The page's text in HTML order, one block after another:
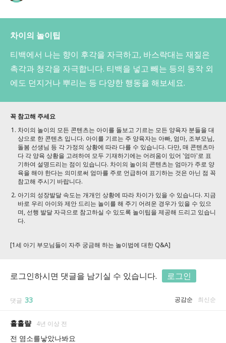
차이의 놀이팁
티백에서 나는 향이 후각을 자극하고, 바스락대는 재질은
촉각과 청각을 자극합니다. 티백을 넣고 빼는 등의 동작 외
에도 던지거나 뿌리는 등 다양한 행동을 해보세요.
꼭 참고해 주세요
차이의 놀이의 모든 콘텐츠는 아이를 돌보고 기르는 모든 양육자 분들을 대
상으로 한 콘텐츠 입니다. 아이를 기르는 주 양육자는 아빠, 엄마, 조부모님,
돌봄 선생님 등 각 가정의 상황에 따라 다를 수 있습니다. 다만, 매 콘텐츠마
다 각 양육 상황을 고려하여 모두 기재하기에는 어려움이 있어 '엄마'로 표
기하여 설명드리는 점이 있습니다. 차이의 놀이의 콘텐츠는 엄마가 주로 양
육을 해야 한다는 의미로써 엄마를 주로 언급하여 표기하는 것은 아닌 점 꼭
참고해 주시기 바랍니다.
아기의 성장발달 속도는 개개인 상황에 따라 차이가 있을 수 있습니다. 지금
바로 우리 아이와 제안 드리는 놀이를 해 주기 어려운 경우가 있을 수 있으
며, 선행 발달 자극으로 참고하실 수 있도록 놀이팁을 제공해 드리고 있습니
다.
[1세 아기 부모님들이 자주 궁금해 하는 놀이법에 대한 Q&A]
로그인하시면 댓글을 남기실 수 있습니다. 로그인
댓글 33 공감순 최신순
휼휼랼 4년 이상 전
전 염소를낳았나봐요